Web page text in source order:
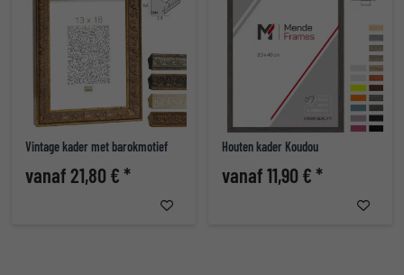
Vintage kader met barokmotief
vanaf 21,80 € *
Houten kader Koudou
vanaf 11,90 € *